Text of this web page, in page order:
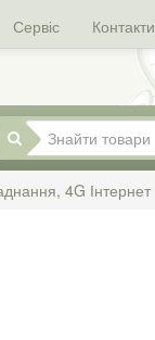
Сервіс Контакти
4G Інтернет